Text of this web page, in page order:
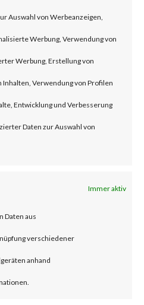
Auswahl von Werbeanzeigen,
Werbung, Verwendung von
Werbung, Erstellung von
Verwendung von Profilen
Entwicklung und Verbesserung
Daten zur Auswahl von
Immer aktiv
Daten aus
verschiedener
anhand
POST request.
assigned
The
a CVSS base
is rated HIGH.
CVE-2023-
attacks.
of-concept
available,